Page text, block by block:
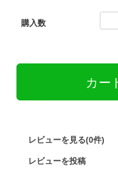
購入数
レビューを見る(0件)
レビューを投稿